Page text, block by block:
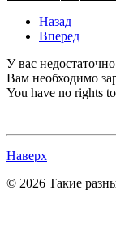
Назад
Вперед
У вас
Вам необходимо
You have no rights
Наверх
© 2026 Такие